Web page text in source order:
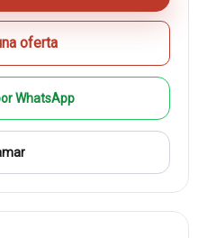
oferta
WhatsApp